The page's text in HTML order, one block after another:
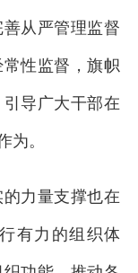
从严管理监督
性监督，旗帜
导广大干部在
为。
力量支撑也在
有力的组织体